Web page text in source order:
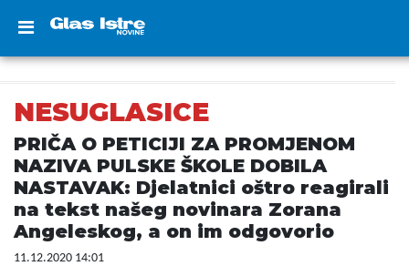
NESUGLASICE
PRIČA O PETICIJI ZA PROMJENOM
NAZIVA PULSKE ŠKOLE DOBILA
NASTAVAK: Djelatnici oštro reagirali
na tekst našeg novinara Zorana
Angeleskog, a on im odgovorio
11.12.2020 14:01